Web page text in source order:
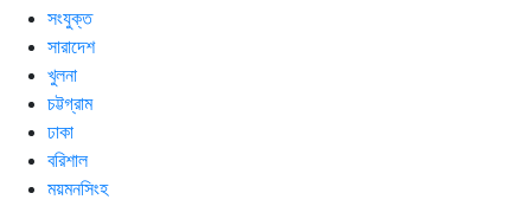
সংযুক্ত
সারাদেশ
খুলনা
চট্টগ্রাম
ঢাকা
বরিশাল
ময়মনসিংহ